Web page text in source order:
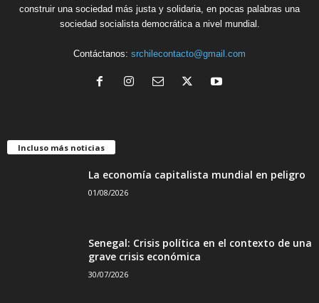
construir una sociedad más justa y solidaria, en pocas palabras una
sociedad socialista democrática a nivel mundial.
Contáctanos: srchilecontacto@gmail.com
Incluso más noticias
La economía capitalista mundial en peligro
01/08/2026
Senegal: Crisis política en el contexto de una
grave crisis económica
30/07/2026